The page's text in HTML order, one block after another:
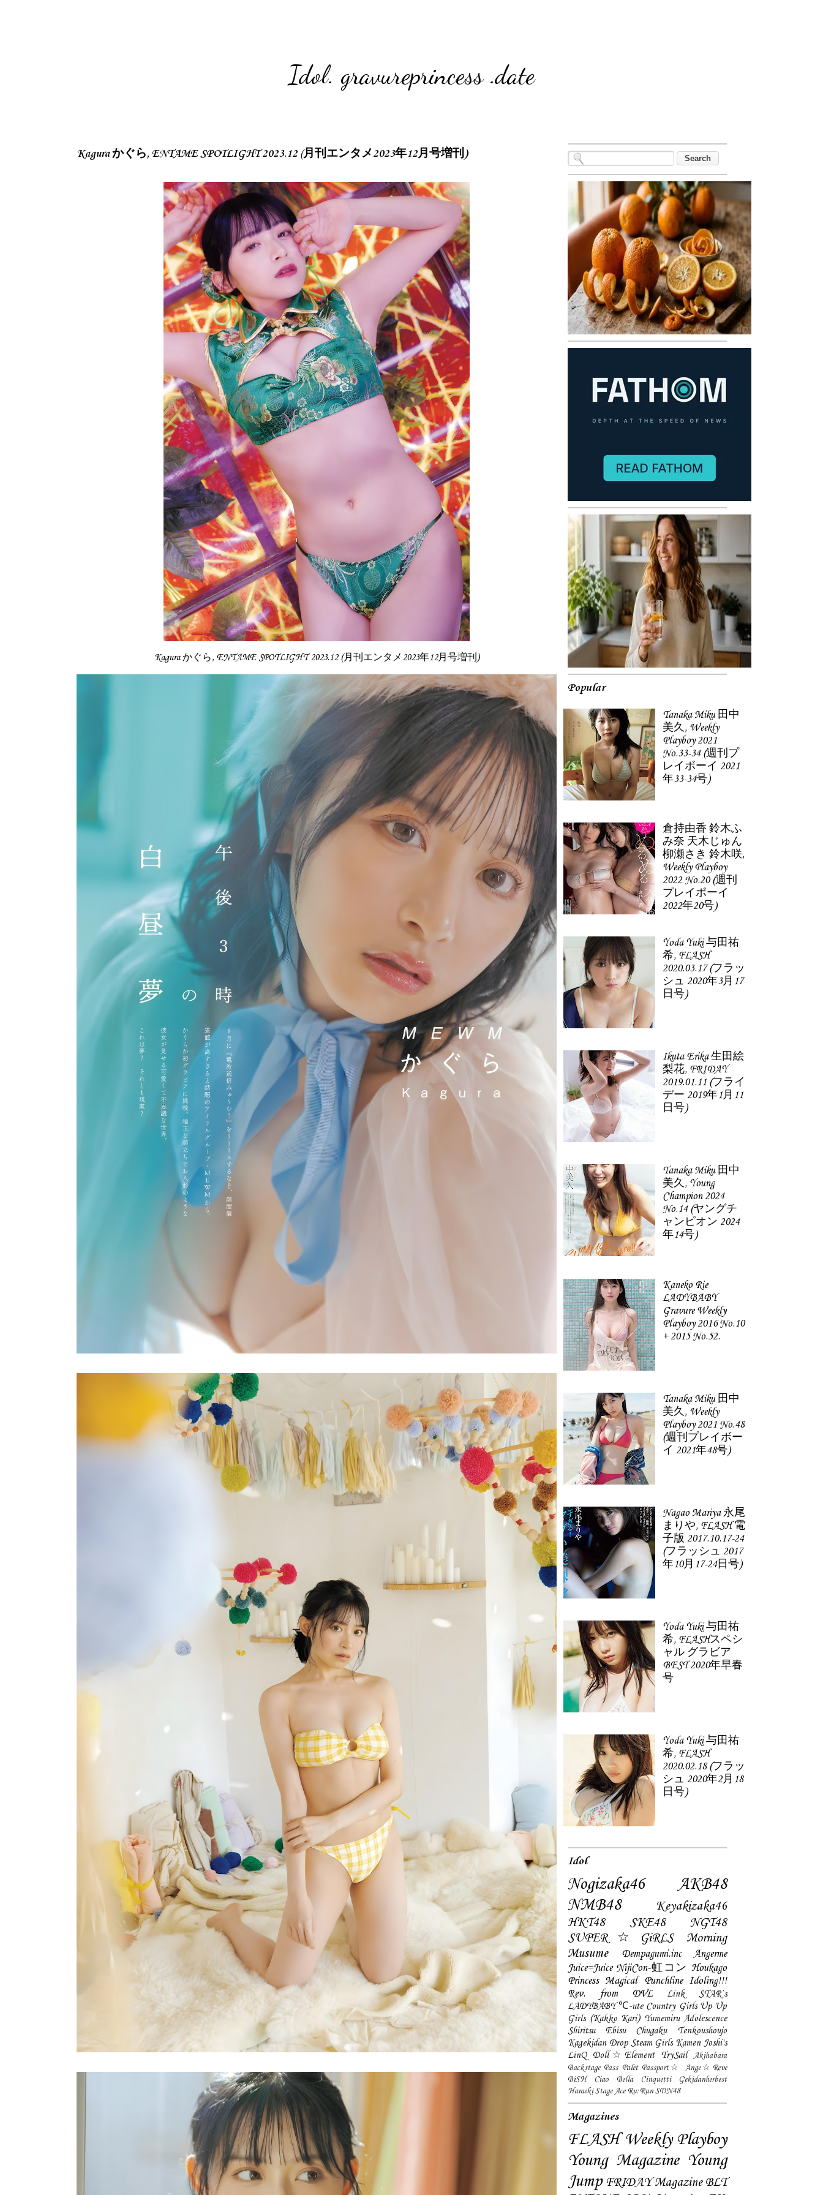
Idol. gravureprincess .date
Kagura かぐら, ENTAME SPOTLIGHT 2023.12 (月刊エンタメ2023年12月号増刊)
Kagura かぐら, ENTAME SPOTLIGHT 2023.12 (月刊エンタメ2023年12月号増刊)
Popular
Tanaka Miku 田中
美久, Weekly
Playboy 2021
No.33-34 (週刊プ
レイボーイ 2021
年33-34号)
倉持由香 鈴木ふ
み奈 天木じゅん
柳瀬さき 鈴木咲,
Weekly Playboy
2022 No.20 (週刊
プレイボーイ
2022年20号)
Yoda Yuki 与田祐
希, FLASH
2020.03.17 (フラッ
シュ 2020年3月17
日号)
Ikuta Erika 生田絵
梨花, FRIDAY
2019.01.11 (フライ
デー 2019年1月11
日号)
Tanaka Miku 田中
美久, Young
Champion 2024
No.14 (ヤングチ
ャンピオン 2024
年14号)
Kaneko Rie
LADYBABY
Gravure Weekly
Playboy 2016 No.10
+ 2015 No.52.
Tanaka Miku 田中
美久, Weekly
Playboy 2021 No.48
(週刊プレイボー
イ 2021年48号)
Nagao Mariya 永尾
まりや, FLASH 電
子版 2017.10.17-24
(フラッシュ 2017
年10月17-24日号)
Yoda Yuki 与田祐
希, FLASHスペシ
ャル グラビア
BEST 2020年早春
号
Yoda Yuki 与田祐
希, FLASH
2020.02.18 (フラッ
シュ 2020年2月18
日号)
Idol
Nogizaka46
AKB48
NMB48
Keyakizaka46
HKT48
SKE48
NGT48
SUPER☆GiRLS
Morning
Musume
Dempagumi.inc
Angerme
Juice=Juice NijiCon-虹コン Houkago
Princess Magical Punchline Idoling!!!
Rev. from DVL
Link STAR`s
LADYBABY ℃-ute Country Girls Up Up
Girls (Kakko Kari) Yumemiru Adolescence
Shiritsu Ebisu Chugaku
Tenkoushoujo
Kagekidan Drop Steam Girls Kamen Joshi's
LinQ Doll☆Element TrySail
Akihabara
Backstage Pass Palet Passport☆
Ange☆Reve
BiSH
Ciao Bella Cinquetti
Gekidanherbest
Haraeki Stage Ace Ru:Run SDN48
Magazines
FLASH Weekly Playboy
Young Magazine Young
Jump FRIDAY Magazine BLT